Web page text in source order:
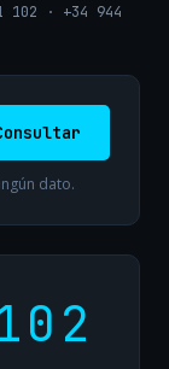
102 · +34 944
dato.